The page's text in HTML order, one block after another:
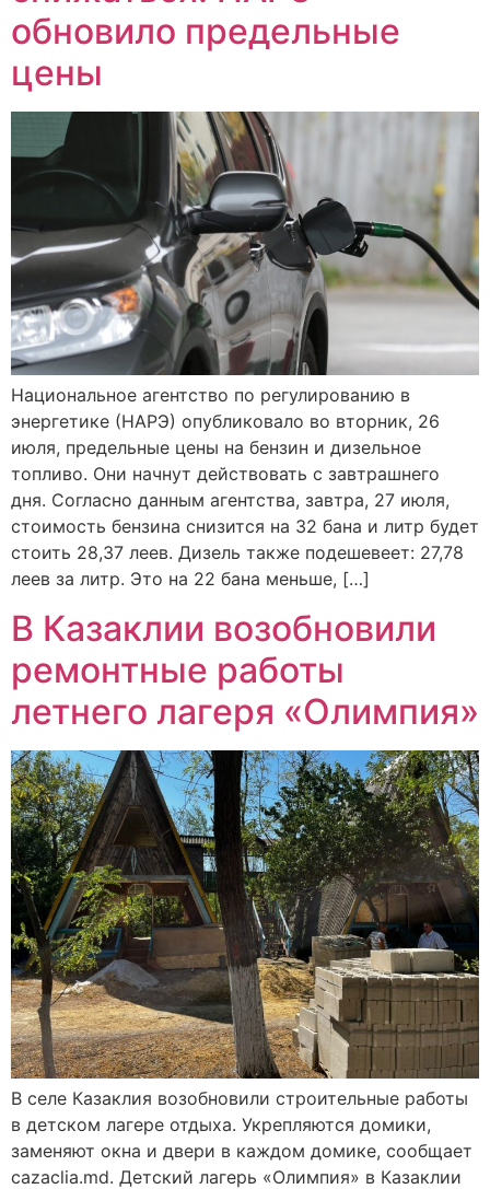
обновило предельные
цены
Национальное агентство по регулированию в
энергетике (НАРЭ) опубликовало во вторник, 26
июля, предельные цены на бензин и дизельное
топливо. Они начнут действовать с завтрашнего
дня. Согласно данным агентства, завтра, 27 июля,
стоимость бензина снизится на 32 бана и литр будет
стоить 28,37 леев. Дизель также подешевеет: 27,78
леев за литр. Это на 22 бана меньше, […]
В Казаклии возобновили
ремонтные работы
летнего лагеря «Олимпия»
В селе Казаклия возобновили строительные работы
в детском лагере отдыха. Укрепляются домики,
заменяют окна и двери в каждом домике, сообщает
cazaclia.md. Детский лагерь «Олимпия» в Казаклии